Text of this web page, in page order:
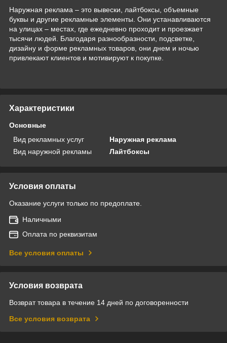
Наружная реклама – это вывески, лайтбоксы, объемные
буквы и другие рекламные элементы. Они устанавливаются
на улицах – местах, где ежедневно проходит и проезжает
тысячи людей. Благодаря разнообразности, подсветке,
дизайну и форме рекламных товаров, они днем и ночью
привлекают клиентов и мотивируют к покупке.
Характеристики
Основные
Вид рекламных услуг
Наружная реклама
Вид наружной рекламы
Лайтбоксы
Условия оплаты
Оказание услуги только по предоплате.
Наличными
Оплата по реквизитам
Все условия оплаты
Условия возврата
Возврат товара в течение 14 дней по договоренности
Все условия возврата